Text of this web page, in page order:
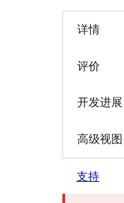
详情
评价
开发进展
高级视图
支持